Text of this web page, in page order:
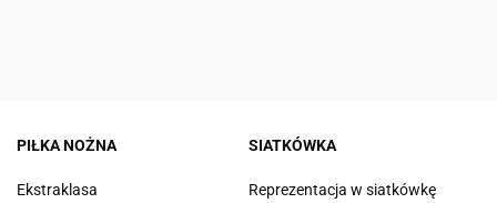
PIŁKA NOŻNA
Ekstraklasa
SIATKÓWKA
Reprezentacja w siatkówkę